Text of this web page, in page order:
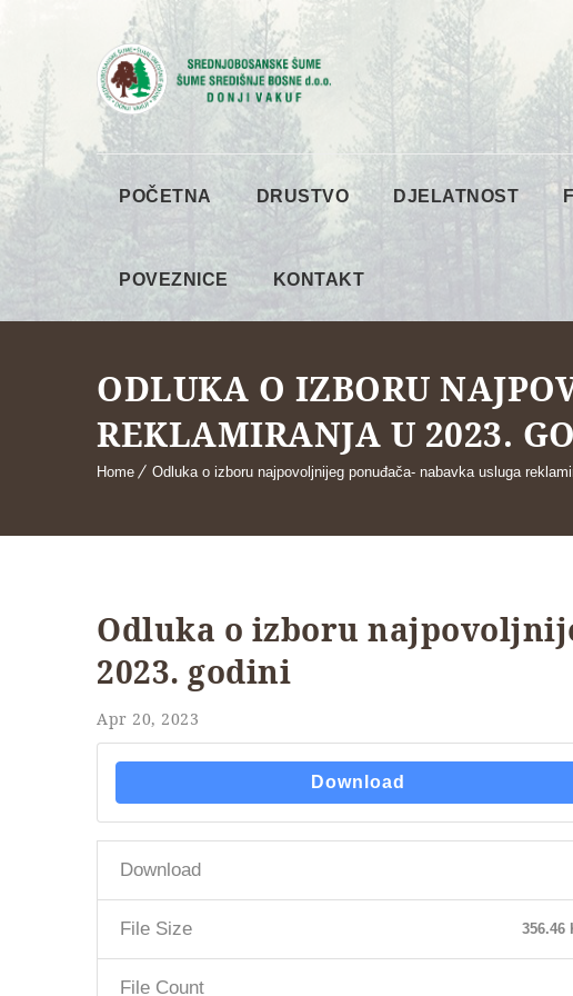
POČETNA DRUSTVO DJELATNOST
POVEZNICE KONTAKT
ODLUKA O IZBORU
REKLAMIRANJA U 2023.
Home Odluka o izboru najpovoljnijeg ponuđača- nabavka usluga
Odluka o izboru
2023. godini
Apr 20, 2023
Download
Download
File Size 356.46
File Count